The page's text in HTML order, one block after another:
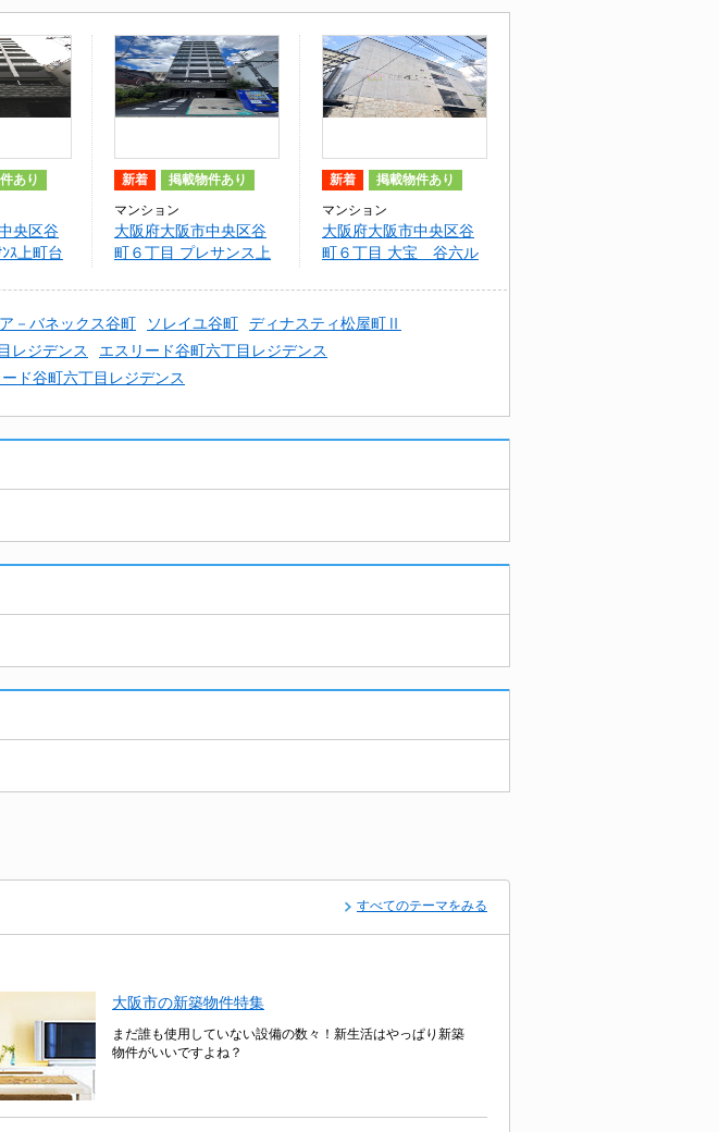
あり
央区谷
ｽ上町台
新着 掲載物件あり
マンション
大阪府大阪市中央区谷
町６丁目 プレサンス上
新着 掲載物件あり
マンション
大阪府大阪市中央区谷
町６丁目 大宝 谷六ル
ア－バネックス谷町 ソレイユ谷町
ディナスティ松屋町Ⅱ
レジデンス
エスリード谷町六丁目レジデンス
ド谷町六丁目レジデンス
すべてのテーマをみる
大阪市の新築物件特集
まだ誰も使用していない設備の数々！新生活はやっぱり新築
物件がいいですよね？